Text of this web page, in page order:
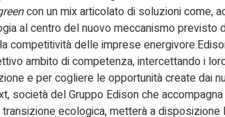
con un mix articolato di soluzioni come,
al centro del nuovo meccanismo previsto
competitività delle imprese
ambito di competenza, intercettando i
e per cogliere le opportunità create dai
società del Gruppo Edison che
ecologica, metterà a disposizione